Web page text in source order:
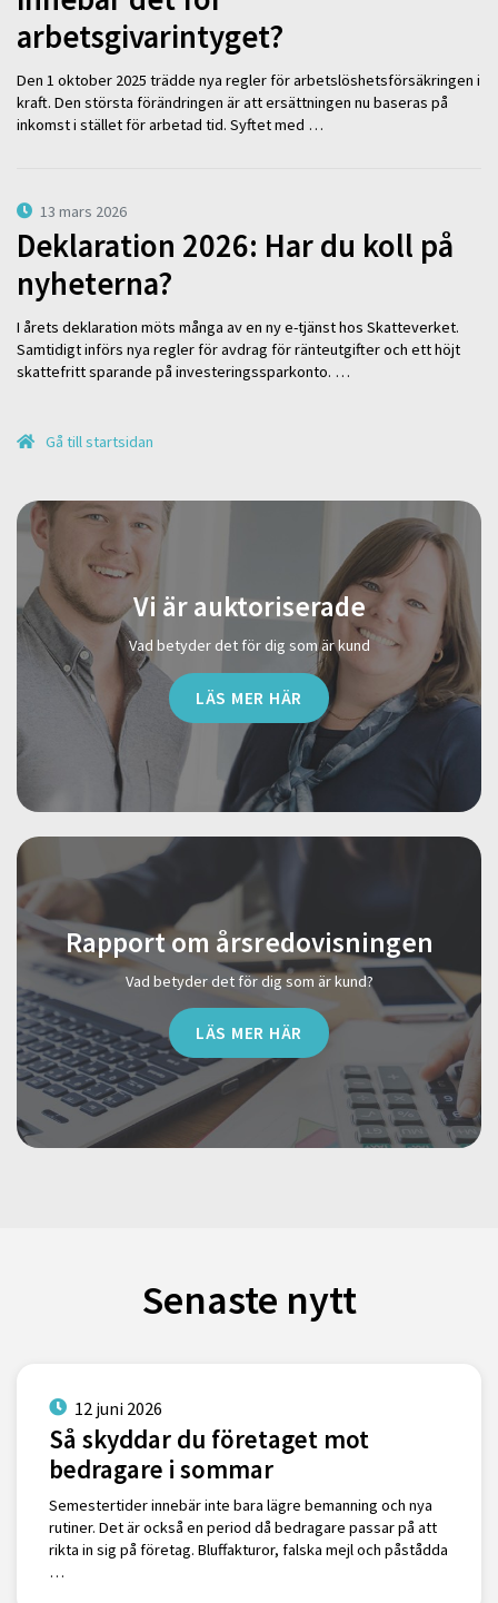
arbetsgivarintyget?
Den 1 oktober 2025 trädde nya regler för arbetslöshetsförsäkringen i
kraft. Den största förändringen är att ersättningen nu baseras på
inkomst i stället för arbetad tid. Syftet med …
13 mars 2026
Deklaration 2026: Har du koll på
nyheterna?
I årets deklaration möts många av en ny e-tjänst hos Skatteverket.
Samtidigt införs nya regler för avdrag för ränteutgifter och ett höjt
skattefritt sparande på investeringssparkonto. …
Gå till startsidan
Vi är auktoriserade
Vad betyder det för dig som är kund
LÄS MER HÄR
Rapport om årsredovisningen
Vad betyder det för dig som är kund?
LÄS MER HÄR
Senaste nytt
12 juni 2026
Så skyddar du företaget mot
bedragare i sommar
Semestertider innebär inte bara lägre bemanning och nya
rutiner. Det är också en period då bedragare passar på att
rikta in sig på företag. Bluffakturor, falska mejl och påstådda
…